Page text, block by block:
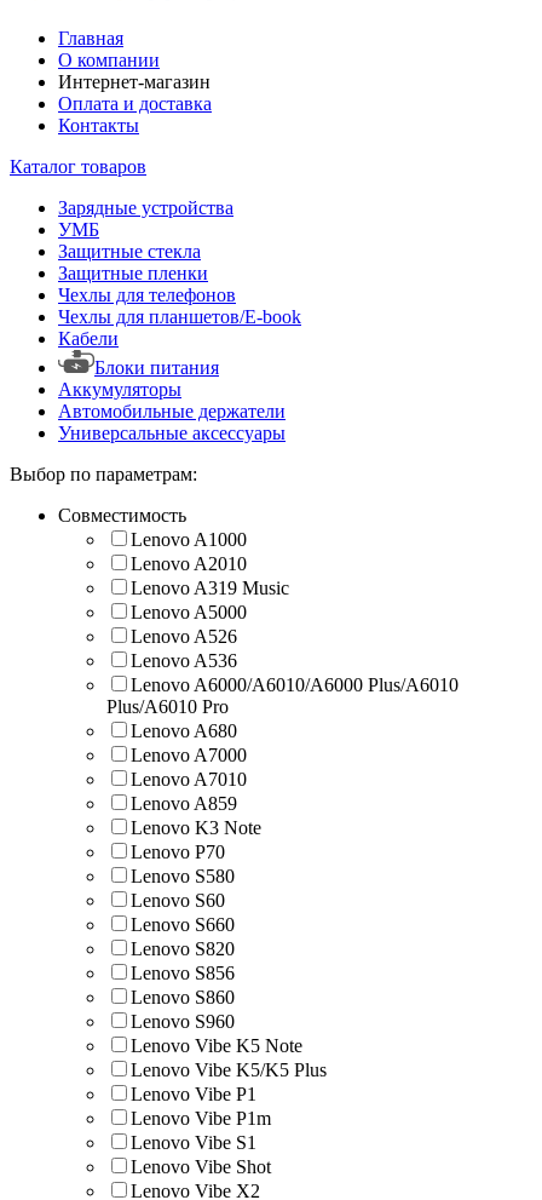
Главная
О компании
Интернет-магазин
Оплата и доставка
Контакты
Каталог товаров
Зарядные устройства
УМБ
Защитные стекла
Защитные пленки
Чехлы для телефонов
Чехлы для планшетов/E-book
Кабели
Блоки питания
Аккумуляторы
Автомобильные держатели
Универсальные аксессуары
Выбор по параметрам:
Совместимость
Lenovo A1000
Lenovo A2010
Lenovo A319 Music
Lenovo A5000
Lenovo A526
Lenovo A536
Lenovo A6000/A6010/A6000 Plus/A6010
Plus/A6010 Pro
Lenovo A680
Lenovo A7000
Lenovo A7010
Lenovo A859
Lenovo K3 Note
Lenovo P70
Lenovo S580
Lenovo S60
Lenovo S660
Lenovo S820
Lenovo S856
Lenovo S860
Lenovo S960
Lenovo Vibe K5 Note
Lenovo Vibe K5/K5 Plus
Lenovo Vibe P1
Lenovo Vibe P1m
Lenovo Vibe S1
Lenovo Vibe Shot
Lenovo Vibe X2